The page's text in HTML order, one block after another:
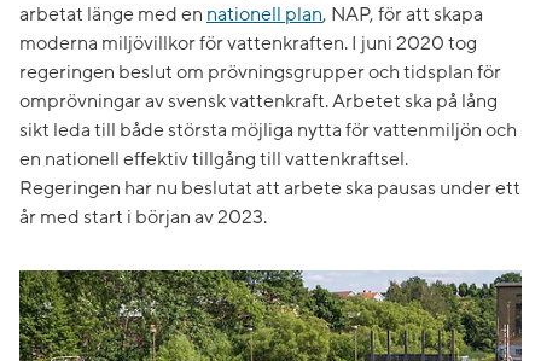
arbetat länge med en nationell plan, NAP, för att skapa
moderna miljövillkor för vattenkraften. I juni 2020 tog
regeringen beslut om prövningsgrupper och tidsplan för
omprövningar av svensk vattenkraft. Arbetet ska på lång
sikt leda till både största möjliga nytta för vattenmiljön och
en nationell effektiv tillgång till vattenkraftsel.
Regeringen har nu beslutat att arbete ska pausas under ett
år med start i början av 2023.